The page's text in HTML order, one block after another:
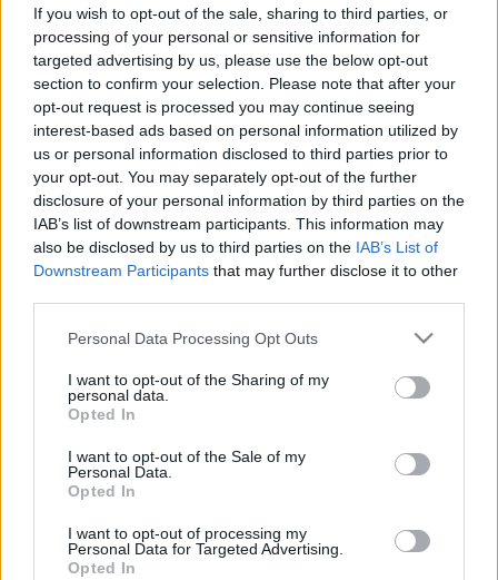
If you wish to opt-out of the sale, sharing to third parties, or
processing of your personal or sensitive information for
targeted advertising by us, please use the below opt-out
section to confirm your selection. Please note that after your
opt-out request is processed you may continue seeing
interest-based ads based on personal information utilized by
us or personal information disclosed to third parties prior to
your opt-out. You may separately opt-out of the further
disclosure of your personal information by third parties on the
IAB’s list of downstream participants. This information may
also be disclosed by us to third parties on the IAB’s List of
Downstream Participants that may further disclose it to other
Please note that this website/app uses one or more Google
not limited to your visit or usage behaviour. You may click to
grant or deny consent to Google and its third-party tags to
use your data for below specified purposes in below Google
consent section.
Personal Data Processing Opt Outs
I want to opt-out of the Sharing of my
personal data.
Opted In
I want to opt-out of the Sale of my
Personal Data.
Opted In
I want to opt-out of processing my
Personal Data for Targeted Advertising.
Opted In
fájdalomcsillapító